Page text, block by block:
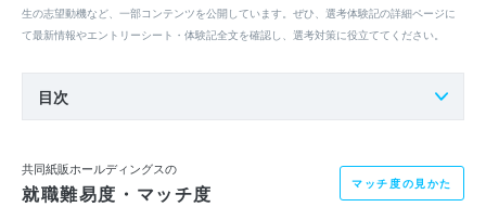
生の志望動機など、一部コンテンツを公開しています。ぜひ、選考体験記の詳細ページに
て最新情報やエントリーシート・体験記全文を確認し、選考対策に役立ててください。
目次
共同紙販ホールディングスの
就職難易度・マッチ度 マッチ度の見かた